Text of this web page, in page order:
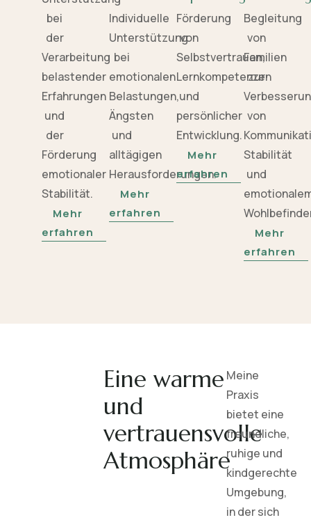
bei
der
Verarbeitung
belastender
Erfahrungen
und
der
Förderung
emotionaler
Stabilität.
Mehr
erfahren
Individuelle
Unterstützung
bei
emotionalen
Belastungen,
Ängsten
und
alltägigen
Herausforderungen.
Mehr
erfahren
Förderung
von
Selbstvertrauen,
Lernkompetenzen
und
persönlicher
Entwicklung.
Mehr
erfahren
Begleitung
von
Familien
zur
von
Stabilität
und
Mehr
erfahren
Eine warme
und
vertrauensvolle
Atmosphäre
Meine
Praxis
bietet eine
freundliche,
ruhige und
kindgerechte
Umgebung,
in der sich